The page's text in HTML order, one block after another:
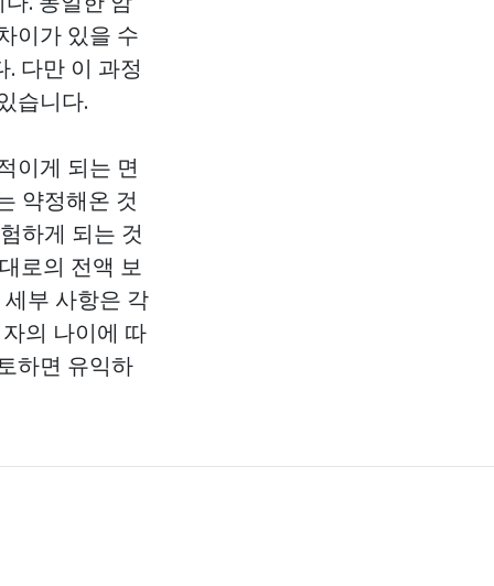
이가 있을 수
다만 이 과정
습니다.
이게 되는 면
약정해온 것
하게 되는 것
로의 전액 보
부 사항은 각
의 나이에 따
하면 유익하